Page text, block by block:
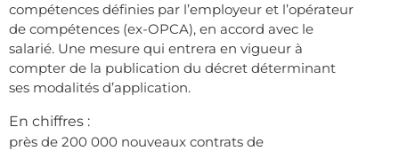
compétences définies par l’employeur et l’opérateur
de compétences (ex-OPCA), en accord avec le
salarié. Une mesure qui entrera en vigueur à
compter de la publication du décret déterminant
ses modalités d’application.
En chiffres :
près de 200 000 nouveaux contrats de